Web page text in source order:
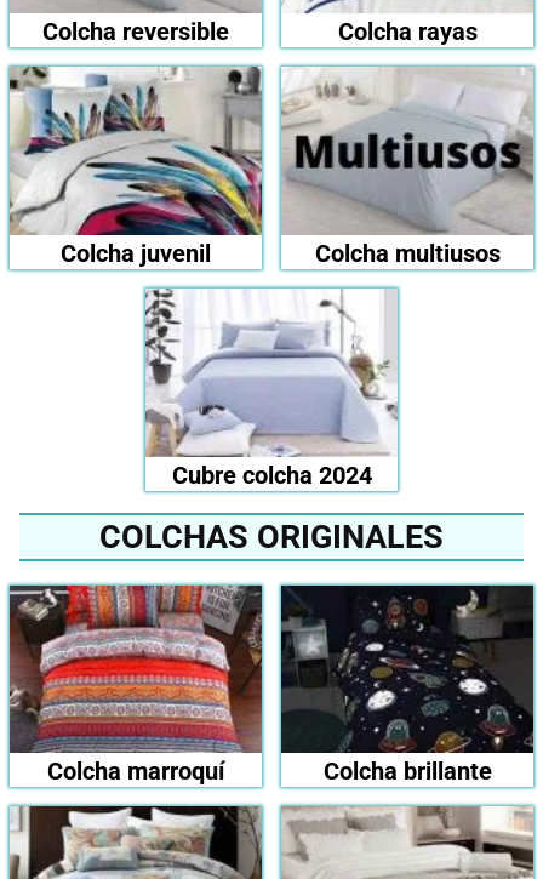
Colcha reversible Colcha rayas
Colcha juvenil Colcha multiusos
Cubre colcha 2024
COLCHAS ORIGINALES
Colcha marroquí Colcha brillante